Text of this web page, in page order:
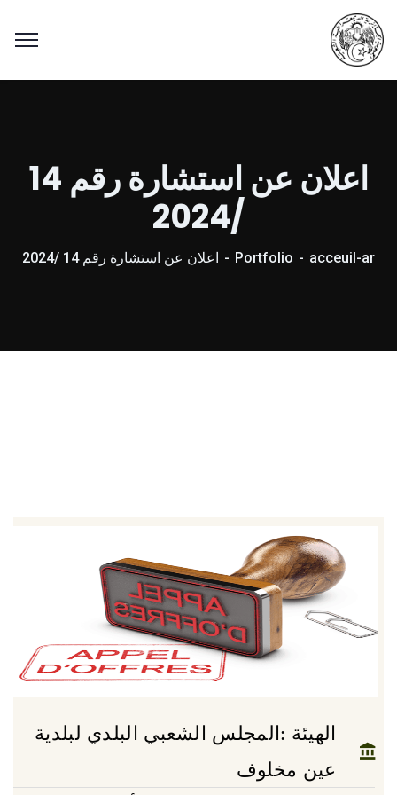
اعلان عن استشارة رقم 14
/2024
acceuil-ar
Portfolio اعلان عن استشارة رقم 14 /2024
الهيئة :المجلس الشعبي البلدي لبلدية
عين مخلوف